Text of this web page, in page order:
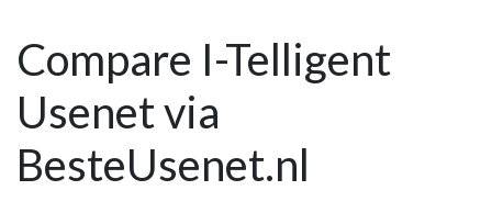
Compare I-Telligent
Usenet via
BesteUsenet.nl